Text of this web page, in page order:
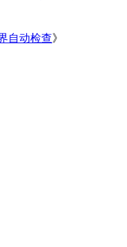
自动检查》